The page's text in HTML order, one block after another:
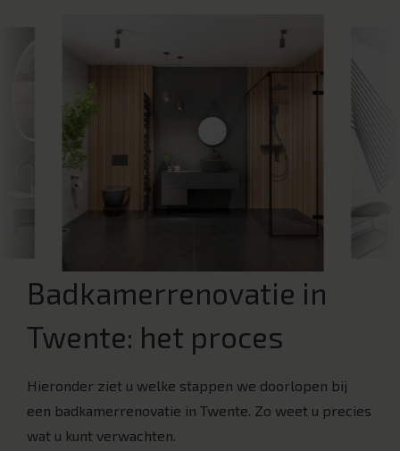
Badkamerrenovatie in
Twente: het proces
Hieronder ziet u welke stappen we doorlopen bij
een badkamerrenovatie in Twente. Zo weet u precies
wat u kunt verwachten.